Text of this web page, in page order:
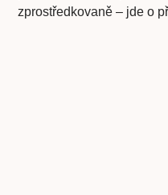
zprostředkovaně – jde o